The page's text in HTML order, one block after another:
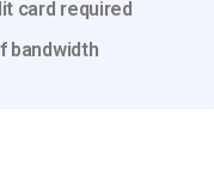
card required
bandwidth